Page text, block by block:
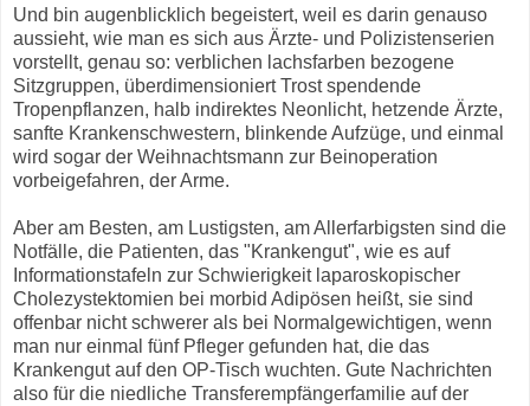
Und bin augenblicklich begeistert, weil es darin genauso
aussieht, wie man es sich aus Ärzte- und Polizistenserien
vorstellt, genau so: verblichen lachsfarben bezogene
Sitzgruppen, überdimensioniert Trost spendende
Tropenpflanzen, halb indirektes Neonlicht, hetzende Ärzte,
sanfte Krankenschwestern, blinkende Aufzüge, und einmal
wird sogar der Weihnachtsmann zur Beinoperation
vorbeigefahren, der Arme.
Aber am Besten, am Lustigsten, am Allerfarbigsten sind die
Notfälle, die Patienten, das "Krankengut", wie es auf
Informationstafeln zur Schwierigkeit laparoskopischer
Cholezystektomien bei morbid Adipösen heißt, sie sind
offenbar nicht schwerer als bei Normalgewichtigen, wenn
man nur einmal fünf Pfleger gefunden hat, die das
Krankengut auf den OP-Tisch wuchten. Gute Nachrichten
also für die niedliche Transferempfängerfamilie auf der